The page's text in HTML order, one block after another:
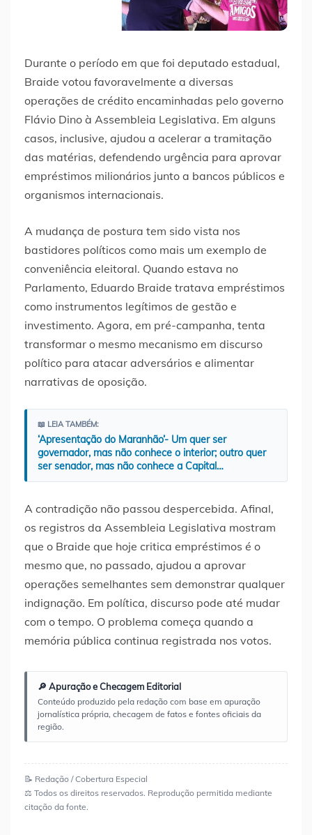
Durante o período em que foi deputado estadual,
Braide votou favoravelmente a diversas
operações de crédito encaminhadas pelo governo
Flávio Dino à Assembleia Legislativa. Em alguns
casos, inclusive, ajudou a acelerar a tramitação
das matérias, defendendo urgência para aprovar
empréstimos milionários junto a bancos públicos e
organismos internacionais.
A mudança de postura tem sido vista nos
bastidores políticos como mais um exemplo de
conveniência eleitoral. Quando estava no
Parlamento, Eduardo Braide tratava empréstimos
como instrumentos legítimos de gestão e
investimento. Agora, em pré-campanha, tenta
transformar o mesmo mecanismo em discurso
político para atacar adversários e alimentar
narrativas de oposição.
📖 LEIA TAMBÉM:
‘Apresentação do Maranhão’- Um quer ser
governador, mas não conhece o interior; outro quer
ser senador, mas não conhece a Capital…
A contradição não passou despercebida. Afinal,
os registros da Assembleia Legislativa mostram
que o Braide que hoje critica empréstimos é o
mesmo que, no passado, ajudou a aprovar
operações semelhantes sem demonstrar qualquer
indignação. Em política, discurso pode até mudar
com o tempo. O problema começa quando a
memória pública continua registrada nos votos.
🔎 Apuração e Checagem Editorial
Conteúdo produzido pela redação com base em apuração
jornalística própria, checagem de fatos e fontes oficiais da
região.
📝 Redação / Cobertura Especial
⚖️ Todos os direitos reservados. Reprodução permitida mediante
citação da fonte.